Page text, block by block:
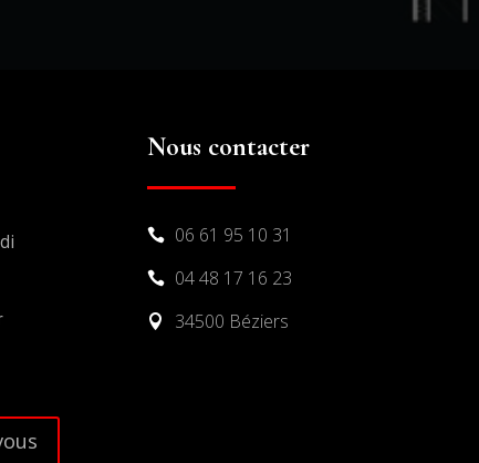
Nous contacter
 06 61 95 10 31
 04 48 17 16 23
 34500 Béziers